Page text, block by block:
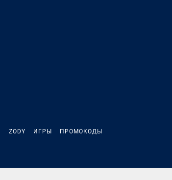
ZODY ИГРЫ ПРОМОКОДЫ